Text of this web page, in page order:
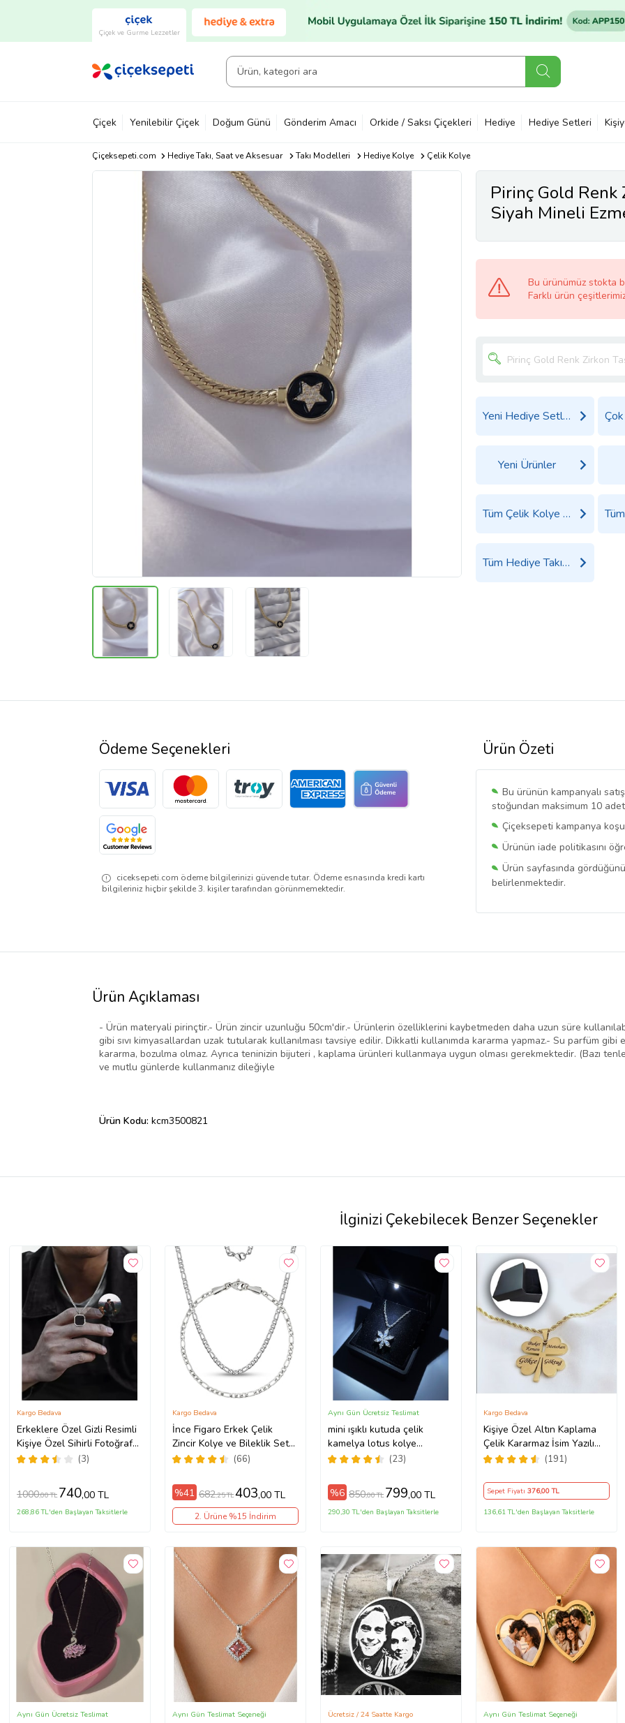
Çiçek ve Gurme Lezzetler
Çiçek Yenilebilir Çiçek Doğum Günü Gönderim Amacı Orkide / Saksı Çiçekleri Hediye Hediye Setleri
Çiçeksepeti.com Hediye Takı, Saat ve Aksesuar Takı Modelleri Hediye Kolye Çelik Kolye
Pirinç Gold Renk
Siyah Mineli
Bu ürünümüz stokta
Farklı ürün
Yeni Hediye Setleri
Yeni Ürünler
Tüm Çelik Kolye Ürünleri
Tüm Hediye Takı, Saat ve Aksesuar Ürünleri
Ürün Özeti
Bu ürünün kampanyalı
stoğundan maksimum 10
Çiçeksepeti kampanya
Ürünün iade politikasını
Ürün sayfasında
belirlenmektedir.
Ödeme Seçenekleri
ciceksepeti.com ödeme bilgilerinizi güvende tutar. Ödeme esnasında kredi kartı
bilgileriniz hiçbir şekilde 3. kişiler tarafından görünmemektedir.
Ürün Açıklaması
- Ürün materyali pirinçtir.- Ürün zincir uzunluğu 50cm'dir.- Ürünlerin özelliklerini kaybetmeden daha uzun süre
gibi sıvı kimyasallardan uzak tutularak kullanılması tavsiye edilir. Dikkatli kullanımda kararma yapmaz.- Su parfüm gibi
kararma, bozulma olmaz. Ayrıca teninizin bijuteri , kaplama ürünleri kullanmaya uygun olması gerekmektedir. (Bazı
ve mutlu günlerde kullanmanız dileğiyle
Ürün Kodu: kcm3500821
İlginizi Çekebilecek Benzer Seçenekler
Erkeklere Özel Gizli Resimli
Kişiye Özel Sihirli Fotoğraf
Baskılı Çelik Yanan Kolye
(3)
Kargo Bedava
1000,00 TL 740,00 TL
268,86 TL'den Başlayan Taksitlerle
İnce Figaro Erkek Çelik
Zincir Kolye ve Bileklik Set
4mm eck55s (Metal)
(66)
Kargo Bedava
%41 682,25 TL403,00 TL
2. Ürüne %15 İndirim
mini ışıklı kutuda çelik
kamelya lotus kolye
sevgililer günü yılbaşı
(Gümüş)
(23)
Aynı Gün Ücretsiz Teslimat
%6 850,00 TL 799,00 TL
290,30 TL'den Başlayan Taksitlerle
Kişiye Özel Altın Kaplama
Çelik Kararmaz İsim Yazılı
Yonca Kolye
(191)
Kargo Bedava
Sepet Fiyatı 376,00 TL
136,61 TL'den Başlayan Taksitlerle
Aynı Gün Ücretsiz Teslimat Aynı Gün Teslimat Seçeneği Ücretsiz / 24 Saatte Kargo Aynı Gün Teslimat Seçeneği